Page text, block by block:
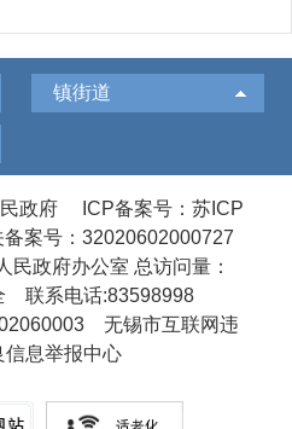
镇街道
政府
ICP备案号：苏ICP
备案号：32020602000727
民政府办公室 总访问量：
联系电话:83598998
无锡市互联网违
息举报中心